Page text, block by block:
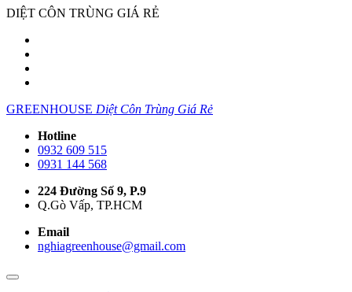
DIỆT CÔN TRÙNG GIÁ RẺ
GREENHOUSE Diệt Côn Trùng Giá Rẻ
Hotline
0932 609 515
0931 144 568
224 Đường Số 9, P.9
Q.Gò Vấp, TP.HCM
Email
nghiagreenhouse@gmail.com